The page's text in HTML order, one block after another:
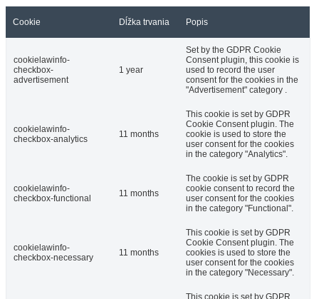
Cookie Dĺžka trvania Popis
cookielawinfo-
checkbox-
advertisement
1 year
Set by the GDPR Cookie
Consent plugin, this cookie is
used to record the user
consent for the cookies in the
"Advertisement" category .
cookielawinfo-
checkbox-analytics
11 months
This cookie is set by GDPR
Cookie Consent plugin. The
cookie is used to store the
user consent for the cookies
in the category "Analytics".
cookielawinfo-
checkbox-functional
11 months
The cookie is set by GDPR
cookie consent to record the
user consent for the cookies
in the category "Functional".
cookielawinfo-
checkbox-necessary
11 months
This cookie is set by GDPR
Cookie Consent plugin. The
cookies is used to store the
user consent for the cookies
in the category "Necessary".